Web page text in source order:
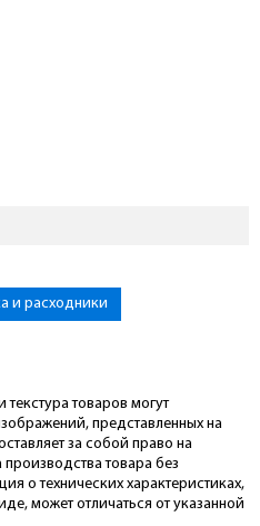
и расходники
товаров могут
представленных на
за собой право на
товара без
о технических характеристиках,
может отличаться от указанной